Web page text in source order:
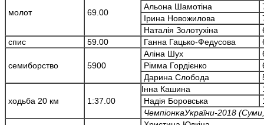
молот 69.00
Альона Шамотіна
Ірина Новожилова
Наталія Золотухіна
спис
59.00 Ганна Гацько-Федусова
семиборство 5900
Аліна Шух
Рімма Гордієнко
Дарина Слобода
ходьба 20 км 1:37.00
Інна Кашина
Надія Боровська
ЧемпіонкаУкраїни-2018